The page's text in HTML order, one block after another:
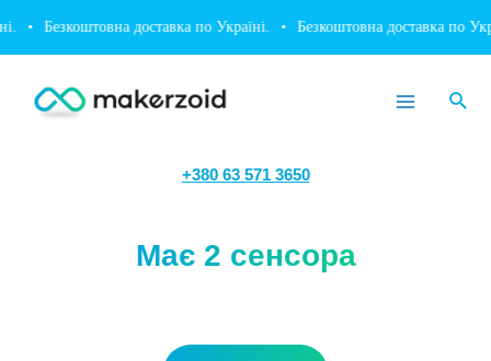
• Безкоштовна доставка по Україні. • Безкоштовна доставка по
+380 63 571 3650
Має 2 сенсора